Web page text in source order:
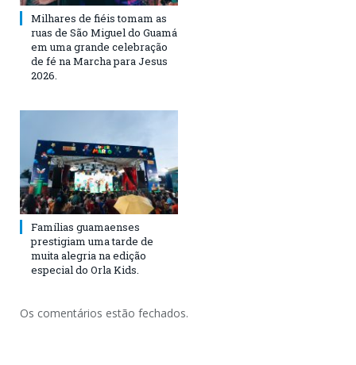
Milhares de fiéis tomam as
ruas de São Miguel do Guamá
em uma grande celebração
de fé na Marcha para Jesus
2026.
Famílias guamaenses
prestigiam uma tarde de
muita alegria na edição
especial do Orla Kids.
Os comentários estão fechados.